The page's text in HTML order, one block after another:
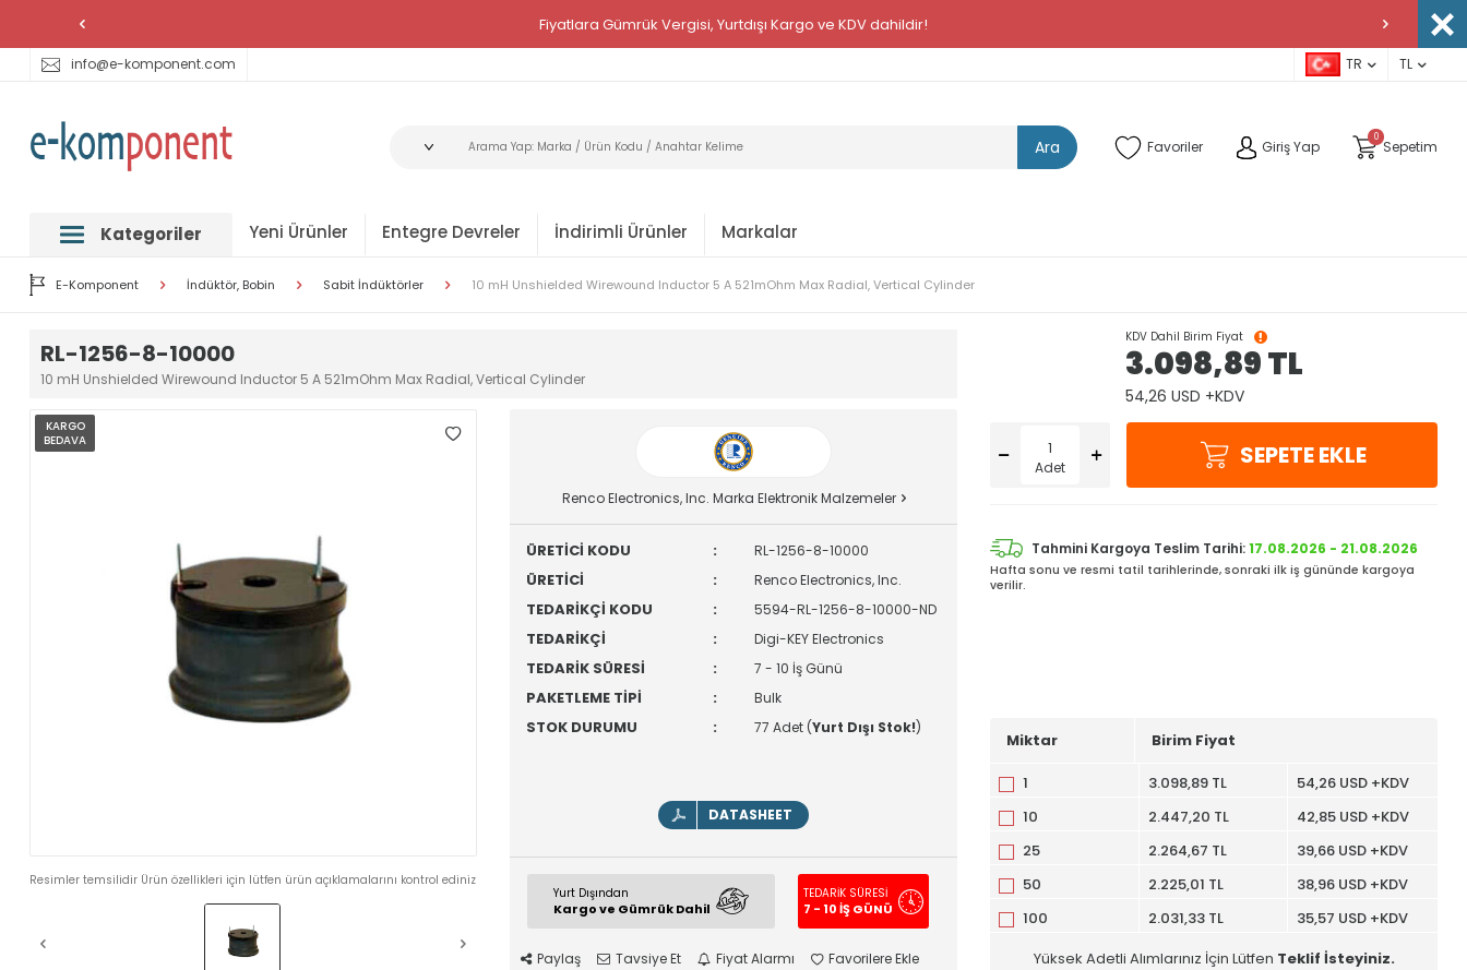
Fiyatlara Gümrük Vergisi, Yurtdışı Kargo ve KDV dahildir!
info@e-komponent.com TR TL
Ara Favoriler Giriş Yap
0
Sepetim
Kategoriler Yeni Ürünler Entegre Devreler İndirimli Ürünler Markalar
E-Komponent İndüktör, Bobin Sabit İndüktörler 10 mH Unshielded Wirewound Inductor 5 A 521mOhm Max Radial, Vertical Cylinder
RL-1256-8-10000
10 mH Unshielded Wirewound Inductor 5 A 521mOhm Max Radial, Vertical Cylinder
KARGO
BEDAVA
Resimler temsilidir Ürün özellikleri için lütfen ürün açıklamalarını kontrol ediniz
Renco Electronics, Inc. Marka Elektronik Malzemeler
ÜRETİCİ KODU : RL-1256-8-10000
ÜRETİCİ : Renco Electronics, Inc.
TEDARİKÇİ KODU : 5594-RL-1256-8-10000-ND
TEDARİKÇİ : Digi-KEY Electronics
TEDARİK SÜRESİ : 7 - 10 İş Günü
PAKETLEME TİPİ : Bulk
STOK DURUMU : 77 Adet (Yurt Dışı Stok!)
DATASHEET
Yurt Dışından
Kargo ve Gümrük Dahil
TEDARİK SÜRESİ
7 - 10 İŞ GÜNÜ
Paylaş Tavsiye Et Fiyat Alarmı Favorilere Ekle
KDV Dahil Birim Fiyat
3.098,89TL
54,26 USD +KDV
Adet SEPETE EKLE
Tahmini Kargoya Teslim Tarihi:17.08.2026 - 21.08.2026
Hafta sonu ve resmi tatil tarihlerinde, sonraki ilk iş gününde kargoya
verilir.
Miktar Birim Fiyat
1 3.098,89 TL
54,26 USD +KDV
10
2.447,20 TL
42,85 USD +KDV
25
2.264,67 TL
39,66 USD +KDV
50
2.225,01 TL
38,96 USD +KDV
100
2.031,33 TL
35,57 USD +KDV
Yüksek Adetli Alımlarınız İçin Lütfen Teklif İsteyiniz.